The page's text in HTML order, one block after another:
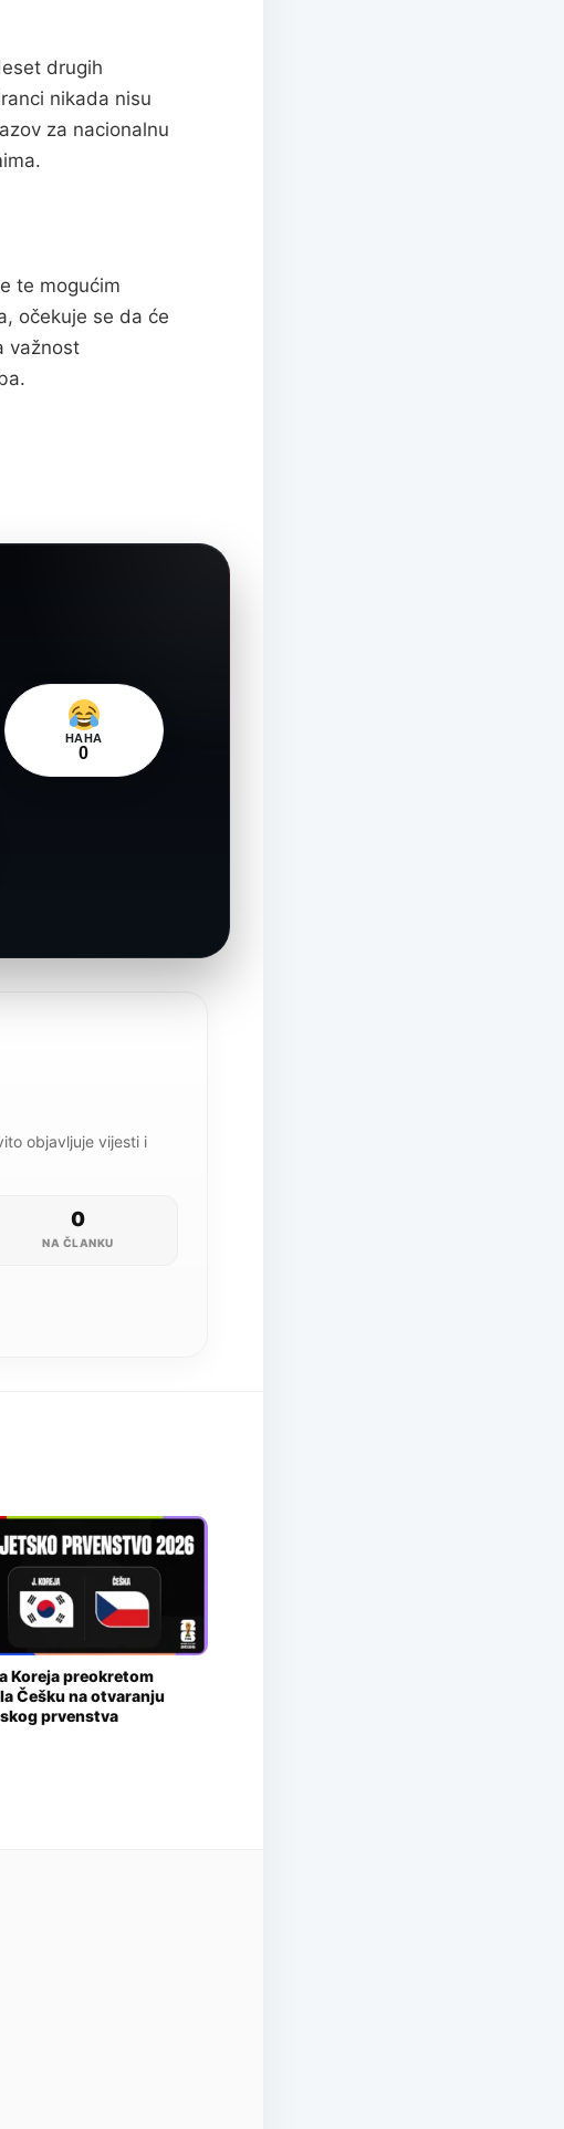
drugih
nikada nisu
za nacionalnu
te mogućim
očekuje se da će
važnost
HAHA
0
objavljuje vijesti i
0
NA ČLANKU
Koreja preokretom
Češku na otvaranju
prvenstva